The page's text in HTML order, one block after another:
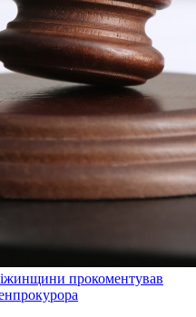
прокоментував